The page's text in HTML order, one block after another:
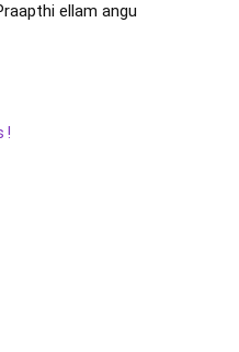
ellam angu
!